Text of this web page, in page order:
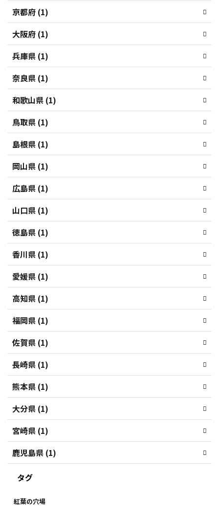
京都府 (1)
大阪府 (1)
兵庫県 (1)
奈良県 (1)
和歌山県 (1)
鳥取県 (1)
島根県 (1)
岡山県 (1)
広島県 (1)
山口県 (1)
徳島県 (1)
香川県 (1)
愛媛県 (1)
高知県 (1)
福岡県 (1)
佐賀県 (1)
長崎県 (1)
熊本県 (1)
大分県 (1)
宮崎県 (1)
鹿児島県 (1)
タグ
紅葉の穴場